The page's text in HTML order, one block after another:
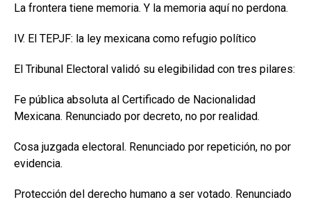
La frontera tiene memoria. Y la memoria aquí no perdona.
IV. El TEPJF: la ley mexicana como refugio político
El Tribunal Electoral validó su elegibilidad con tres pilares:
Fe pública absoluta al Certificado de Nacionalidad
Mexicana. Renunciado por decreto, no por realidad.
Cosa juzgada electoral. Renunciado por repetición, no por
evidencia.
Protección del derecho humano a ser votado. Renunciado